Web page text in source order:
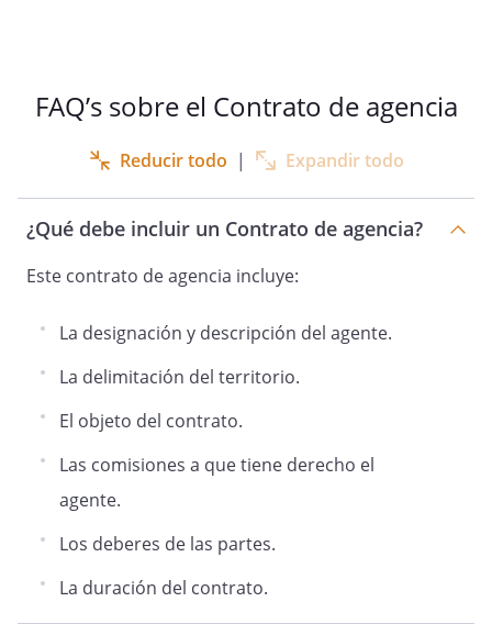
el empresario y de todos aquellos bienes
convengan entre sí.
Duración
7.
Este contrato tendrá la duración de
desde la fecha de su celebración
. El contrato quedará automáticamente
renovado por el mismo periodo
sucesivamente, en el caso de que
ninguno de ellos avise de que quiere
terminarlo con al menos 30
días naturales de antelación a la fecha de
FAQ’s sobre el Contrato de agencia
Reducir todo | Expandir todo
¿Qué debe incluir un Contrato de agencia?
Este contrato de agencia incluye:
La designación y descripción del agente.
La delimitación del territorio.
El objeto del contrato.
Las comisiones a que tiene derecho el
agente.
Los deberes de las partes.
La duración del contrato.